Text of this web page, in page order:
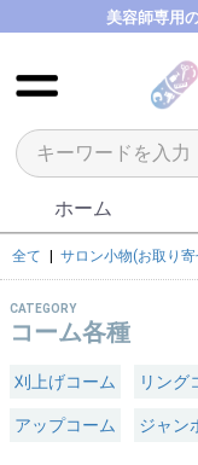
美容師専用
ホーム
全て サロン小物(お取り
CATEGORY
コーム各種
刈上げコーム リング
アップコーム ジャン